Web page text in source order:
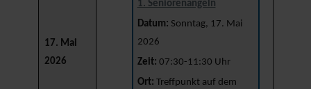
17. Mai
2026
1. Seniorenangeln
Datum: Sonntag, 17. Mai
2026
Zeit: 07:30-11:30 Uhr
Ort: Treffpunkt auf dem